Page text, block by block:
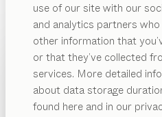
use of our site with our
and analytics partners
other information that
or that they’ve collected
services. More detailed
about data storage
found here and in our
Vorgeschlagene
Kategorien
PRODUKTE
INSPIRATION
ÜBER UNS
cubus ist ein akribisch
und in seiner Typenvielfalt
für jede Raumarchitektur
ästhetisch überzeugende
Lösungen bereit.
HÄNDLER FINDEN